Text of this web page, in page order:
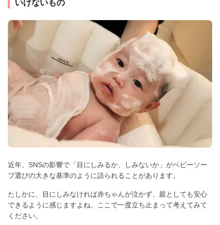
いけないもの
近年、SNSの影響で「目にしみるか、しみないか」がベビーソー
プ選びの大きな基準のように語られることがあります。
たしかに、目にしみなければ赤ちゃんが泣かず、親としても安心
できるように感じますよね。ここで一度立ち止まって考えてみて
ください。